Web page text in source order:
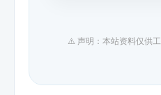
⚠️ 声明：本站资料仅供